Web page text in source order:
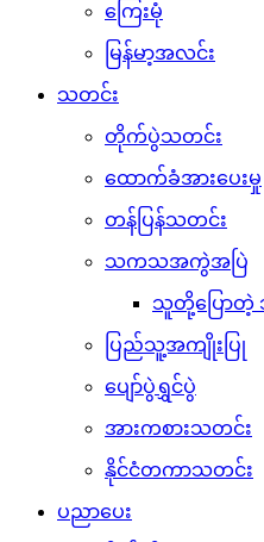
ကြေးမုံ
မြန်မာ့အလင်း
သတင်း
တိုက်ပွဲသတင်း
ထောက်ခံအားပေးမှု
တန်ပြန်သတင်း
သကသအကွဲအပြဲ
သူတို့ပြောတဲ့
ပြည်သူ့အကျိုးပြု
ပျော်ပွဲရွှင်ပွဲ
အားကစားသတင်း
နိုင်ငံတကာသတင်း
ပညာပေး